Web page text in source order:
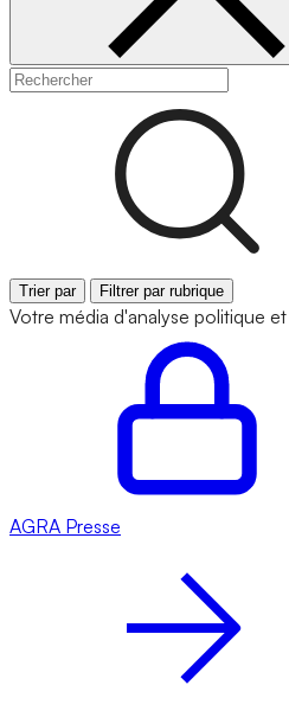
Trier par Filtrer par rubrique
Votre média d'analyse politique
AGRA Presse